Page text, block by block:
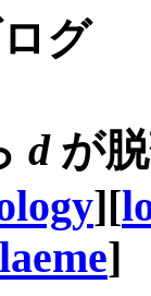
グ
dが
][
laeme]